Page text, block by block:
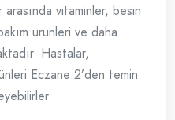
vitaminler, besin
ürünleri ve daha
Hastalar,
Eczane 2’den temin